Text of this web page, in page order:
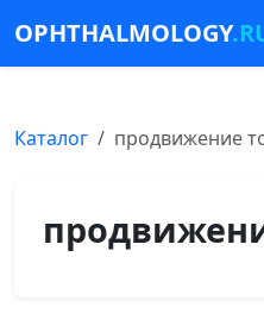
OPHTHALMOLOGY
Каталог продвижение